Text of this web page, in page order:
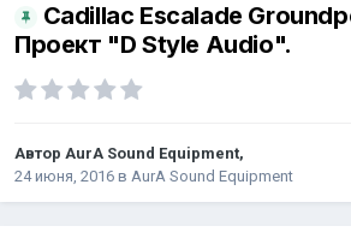
Cadillac Escalade
Проект "D Style Audio".
Автор AurA Sound Equipment,
24 июня, 2016 в AurA Sound Equipment